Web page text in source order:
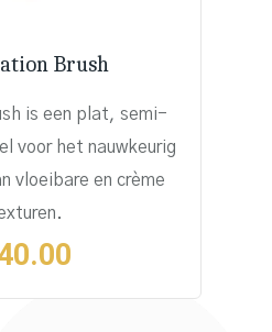
Brush
is een plat, semi-
voor het nauwkeurig
vloeibare en crème